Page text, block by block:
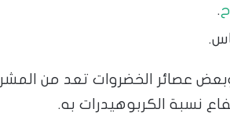
.
عصائر الخضروات تعد من
نسبة الكربوهيدرات به.